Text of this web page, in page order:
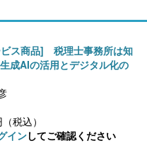
ス商品] 税理士事務所は知
成AIの活用とデジタル化の
税込）
インしてご確認ください